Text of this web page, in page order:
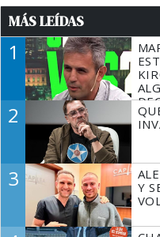
MÁS LEÍDAS
1
2
3
Y